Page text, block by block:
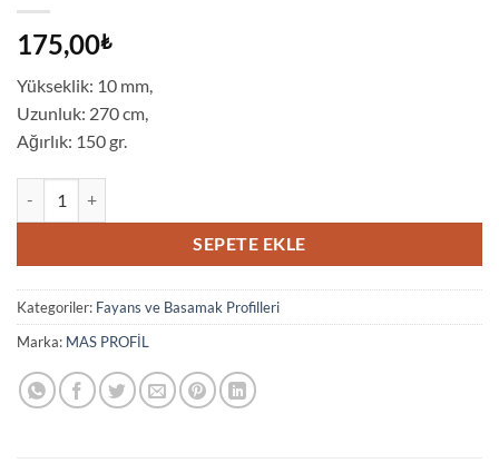
175,00₺
Yükseklik: 10 mm,
Uzunluk: 270 cm,
Ağırlık: 150 gr.
SEPETE EKLE
Kategoriler: Fayans ve Basamak Profilleri
Marka: MAS PROFİL